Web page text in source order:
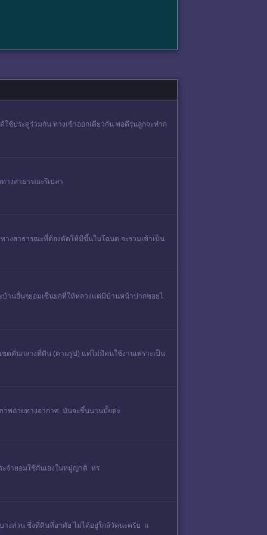
ช้ประตูร่วมกัน ทางเข้าออกเดียวกัน พอดีรุ่นลูกจะทำก
างสาธารณะรึเปล่า
างสาธารณะที่ต้องตัดให้มีขึ้นในโฉนด จะรวมเข้าเป็น
านอื่นๆยอมเซ็นยกที่ให้หลวงแต่มีบ้านหน้าปากซอยไ
ตคั่นกลางที่ดิน (ตามรูป) แต่ไม่มีคนใช้งานเพราะเป็น
ภาพถ่ายทางอากาศ มันจะขึ้นนานมั้ยค่ะ
จำยอมใช้กันเองในหมู่ญาติ หร
างส่วน ซึ่งที่ดินที่อาศัย ไม่ได้อยู่ใกล้วัดนะครับ แ